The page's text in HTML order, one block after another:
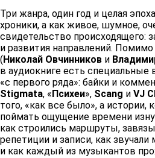
Три жанра, один год и целая
хроники, а как живое, шумное,
свидетельство происходящего:
и развития направлений.
(Николай Овчинников и
в аудиокниге есть специальные
«с первого ряда»: байки и
Stigmata, «Психеи», Scang и VJ
того, «как все было», а
поймать ощущение времени
как строились маршруты,
репетиции и записи, как
и как каждый из музыкантов